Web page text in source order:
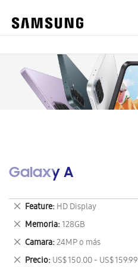
Galaxy A
Feature HD Display
Eliminar
este
artículo
Memoria 128GB
Eliminar
este
artículo
Camara 24MP o más
Eliminar
este
Precio US$ 150.00 - US$ 159.99
Eliminar